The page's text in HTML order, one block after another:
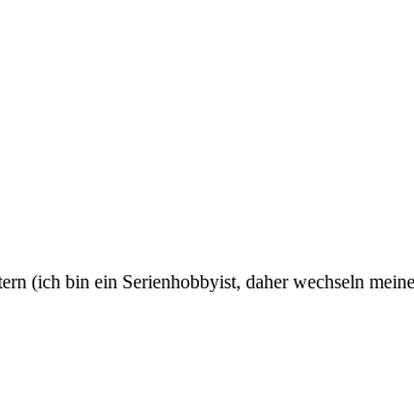
(ich bin ein Serienhobbyist, daher wechseln